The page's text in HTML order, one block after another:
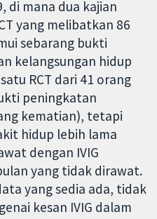
di mana dua kajian
yang melibatkan 86
sebarang bukti
kelangsungan hidup
RCT dari 41 orang
peningkatan
kematian), tetapi
hidup lebih lama
dengan IVIG
yang tidak dirawat.
yang sedia ada, tidak
kesan IVIG dalam